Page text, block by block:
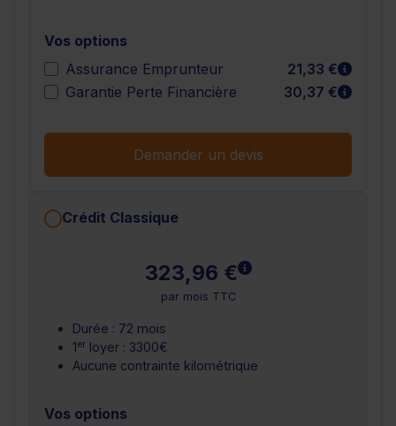
Vos options
Assurance Emprunteur
21,33 €
En
Garantie Perte Financière
30,37 € En
Demander un devis
Crédit Classique
323,96 € En savoir plus
par mois TTC
Durée : 72 mois
1er loyer : 3300€
Aucune contrainte kilométrique
Vos options